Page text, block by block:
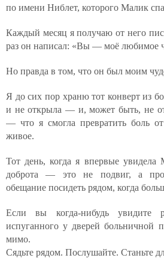
по имени Ниблет, которого Малик
Каждый месяц я получаю от него
раз он написал: «Вы — моё любимое
Но правда в том, что он был моим
Я до сих пор храню тот конверт из
и не открыла — и, может быть, не
— что я смогла превратить боль
живое.
Тот день, когда я впервые
доброта — это не подвиг, а
обещание посидеть рядом, когда
Если вы когда-нибудь увидите
испуганного у дверей больничной
мимо.
Сядьте рядом. Послушайте. Станьте